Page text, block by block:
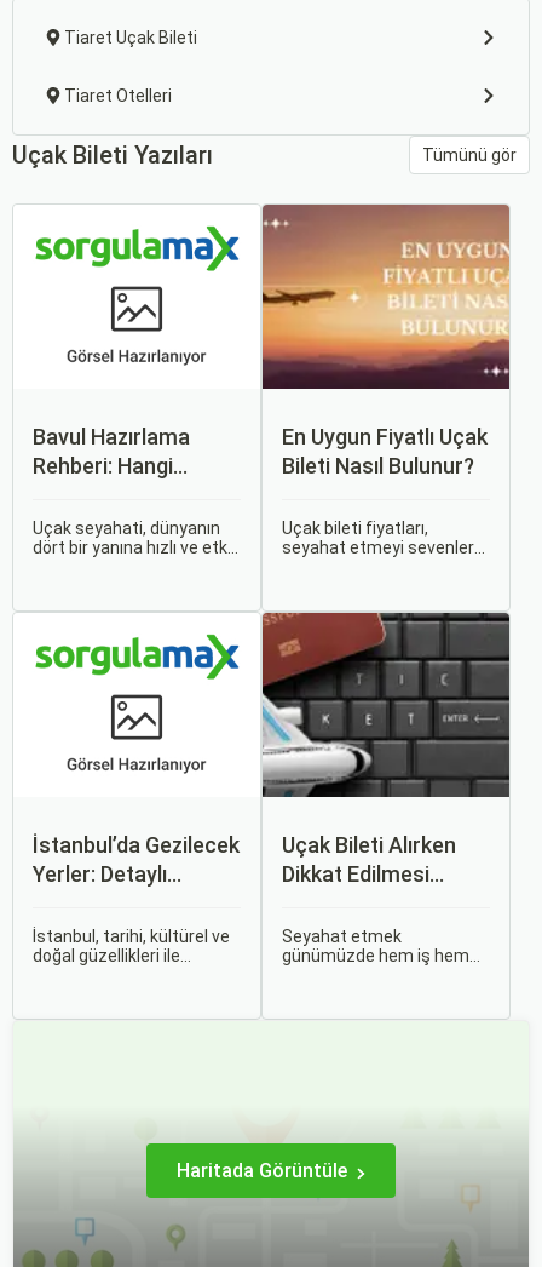
Tiaret Uçak Bileti
Tiaret Otelleri
Uçak Bileti Yazıları Tümünü gör
Bavul Hazırlama
Rehberi: Hangi
Alınmalı?
Uçak seyahati, dünyanın
dört bir yanına hızlı ve etkili
doğru yapılmazsa stresli
bir deneyim olabilir.
En Uygun Fiyatlı Uçak
Bileti Nasıl Bulunur?
Uçak bileti fiyatları,
seyahat etmeyi sevenler
araştırma ile uygun fiyatlı
uçak bileti bulmak
mümkündür.
İstanbul’da Gezilecek
Yerler: Detaylı
İstanbul, tarihi, kültürel ve
doğal güzellikleri ile
Uçak Bileti Alırken
Dikkat Edilmesi
Nokta
Seyahat etmek
günümüzde hem iş hem
Haritada Görüntüle